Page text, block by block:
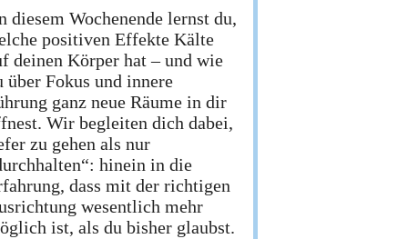
diesem Wochenende lernst du,
positiven Effekte Kälte
deinen Körper hat – und wie
über Fokus und innere
ganz neue Räume in dir
Wir begleiten dich dabei,
zu gehen als nur
hinein in die
dass mit der richtigen
wesentlich mehr
ist, als du bisher glaubst.